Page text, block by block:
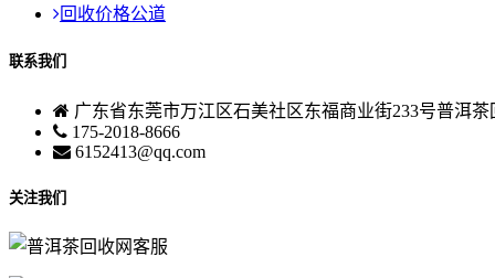
回收价格公道
联系我们
广东省东莞市万江区石美社区东福商业街233号普洱茶
175-2018-8666
6152413@qq.com
关注我们